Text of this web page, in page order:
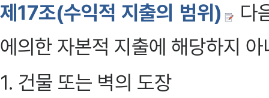
제17조(수익적 지출의 범위)
다
에의한 자본적 지출에 해당하지
1. 건물 또는 벽의 도장